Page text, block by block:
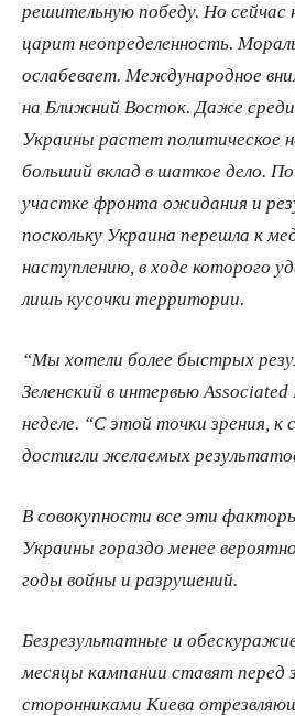
решительную победу. Но сейчас
царит неопределенность.
ослабевает. Международное
на Ближний Восток. Даже среди
Украины растет политическое
больший вклад в шаткое дело.
участке фронта ожидания и
поскольку Украина перешла к
наступлению, в ходе которого
лишь кусочки территории.
“Мы хотели более быстрых
Зеленский в интервью
неделе. “С этой точки зрения,
достигли желаемых
В совокупности все эти
Украины гораздо менее
годы войны и разрушений.
Безрезультатные и
месяцы кампании ставят перед
сторонниками Киева